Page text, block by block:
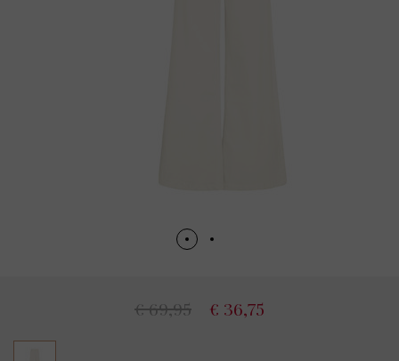
€ 69,95 € 36,75